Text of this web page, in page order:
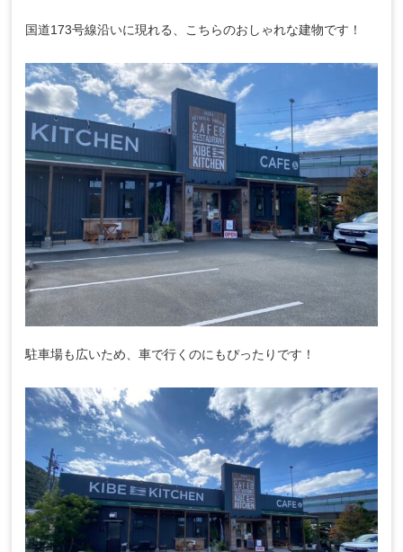
国道173号線沿いに現れる、こちらのおしゃれな建物です！
駐車場も広いため、車で行くのにもぴったりです！